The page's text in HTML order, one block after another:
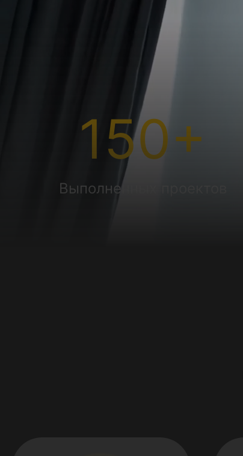
150+
Выполненных проектов